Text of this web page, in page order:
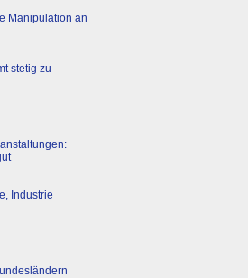
Manipulation an
stetig zu
Industrie